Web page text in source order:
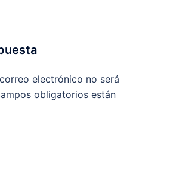
electrónico no será
obligatorios están